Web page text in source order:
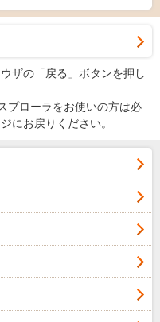
ザの「戻る」ボタンを押し
プローラをお使いの方は必
にお戻りください。